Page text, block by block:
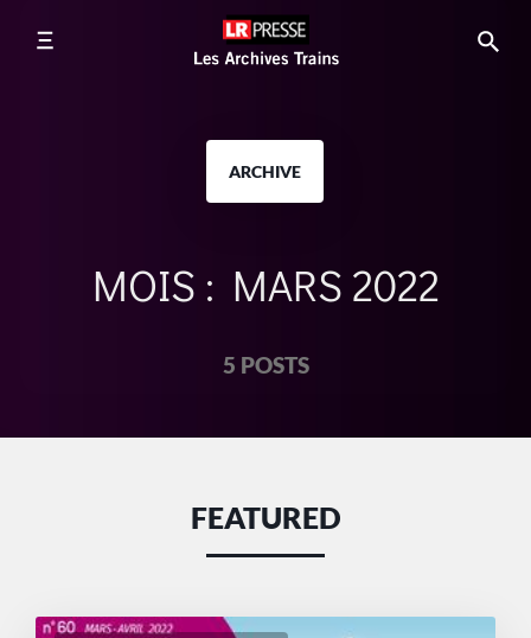
ARCHIVE
MOIS : MARS 2022
5 POSTS
FEATURED